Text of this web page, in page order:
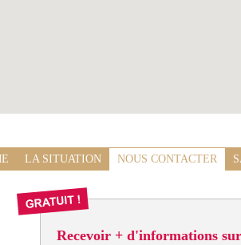
LA SITUATION NOUS CONTACTER
Recevoir + d'informations